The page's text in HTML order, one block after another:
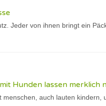
Jeder von ihnen bringt ein
Hunden lassen merklich
auch lauten kindern,